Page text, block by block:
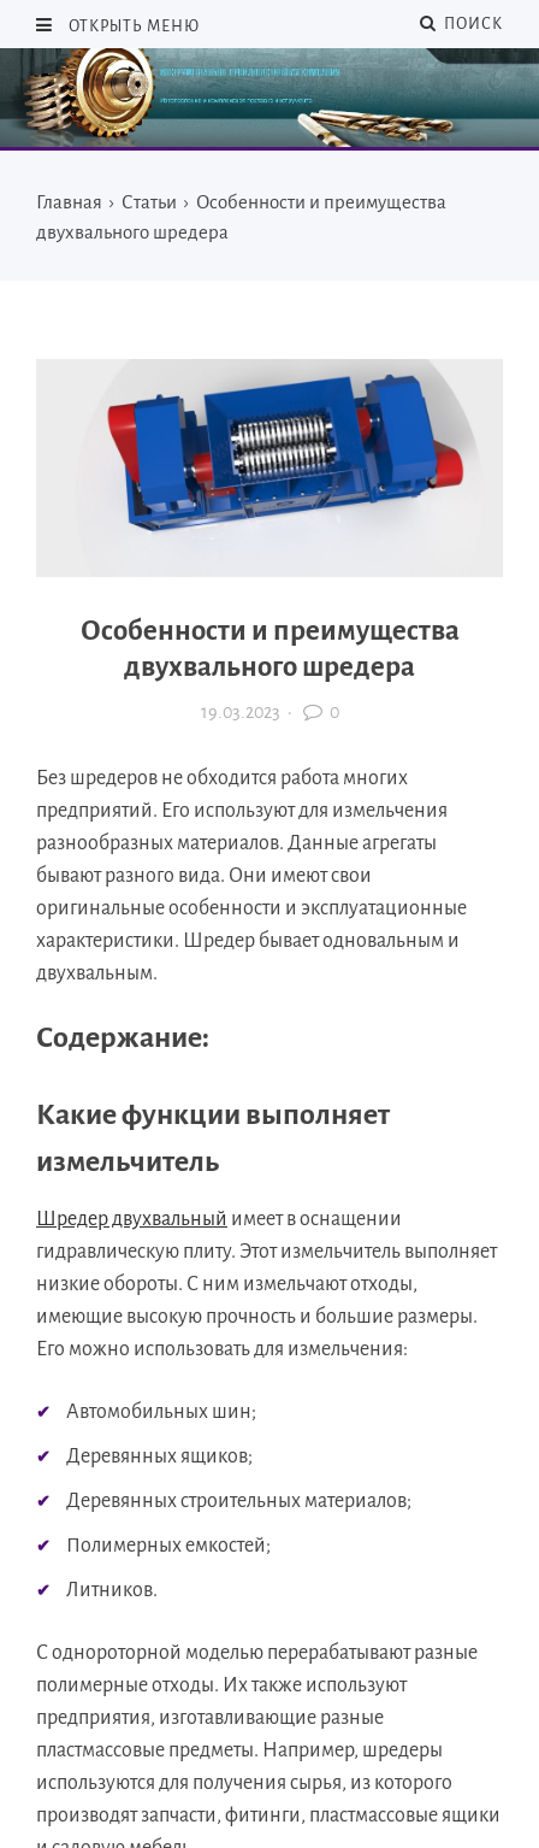
ОТКРЫТЬ МЕНЮ ПОИСК
Главная › Статьи › Особенности и преимущества
двухвального шредера
Особенности и преимущества
двухвального шредера
19.03.2023 · 0
Без шредеров не обходится работа многих
предприятий. Его используют для измельчения
разнообразных материалов. Данные агрегаты
бывают разного вида. Они имеют свои
оригинальные особенности и эксплуатационные
характеристики. Шредер бывает одновальным и
двухвальным.
Содержание:
Какие функции выполняет
измельчитель
Шредер двухвальный имеет в оснащении
гидравлическую плиту. Этот измельчитель выполняет
низкие обороты. С ним измельчают отходы,
имеющие высокую прочность и большие размеры.
Его можно использовать для измельчения:
Автомобильных шин;
Деревянных ящиков;
Деревянных строительных материалов;
Полимерных емкостей;
Литников.
С однороторной моделью перерабатывают разные
полимерные отходы. Их также используют
предприятия, изготавливающие разные
пластмассовые предметы. Например, шредеры
используются для получения сырья, из которого
производят запчасти, фитинги, пластмассовые ящики